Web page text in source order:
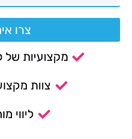
צרו
מקצועיות של
צוות
ליווי